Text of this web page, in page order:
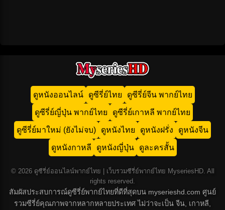
ดูหนังออนไลน์ ดูซีรี่ย์ไทย ดูซีรี่ย์จีน พากย์ไทย
ดูซีรี่ย์ญี่ปุ่น พากย์ไทย ดูซีรี่ย์เกาหลี พากย์ไทย
ดูซีรี่ย์มาใหม่ (ยังไม่จบ) ดูหนังไทย ดูหนังฝรั่ง ดูหนังจีน
ดูหนังกาหลี ดูหนังญี่ปุ่น ดูละครสั้น
© 2026 ดูซีรี่ย์ออนไลน์พากย์ไทย | เว็บรวมซีรี่ย์พากย์ไทย MyseriesHD. All
rights reserved.
สัมผัสประสบการณ์ดูซีรี่ย์พากย์ไทยที่ดีที่สุดบน myserieshd.com ศูนย์
รวมซีรี่ย์คุณภาพจากหลากหลายประเทศ ไม่ว่าจะเป็น จีน, เกาหลี,